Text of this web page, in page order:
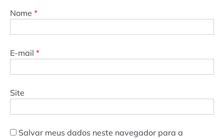
Nome *
E-mail *
Site
Salvar meus dados neste navegador para a